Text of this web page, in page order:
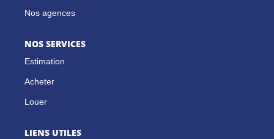
Nos agences
NOS SERVICES
Estimation
Acheter
Louer
LIENS UTILES